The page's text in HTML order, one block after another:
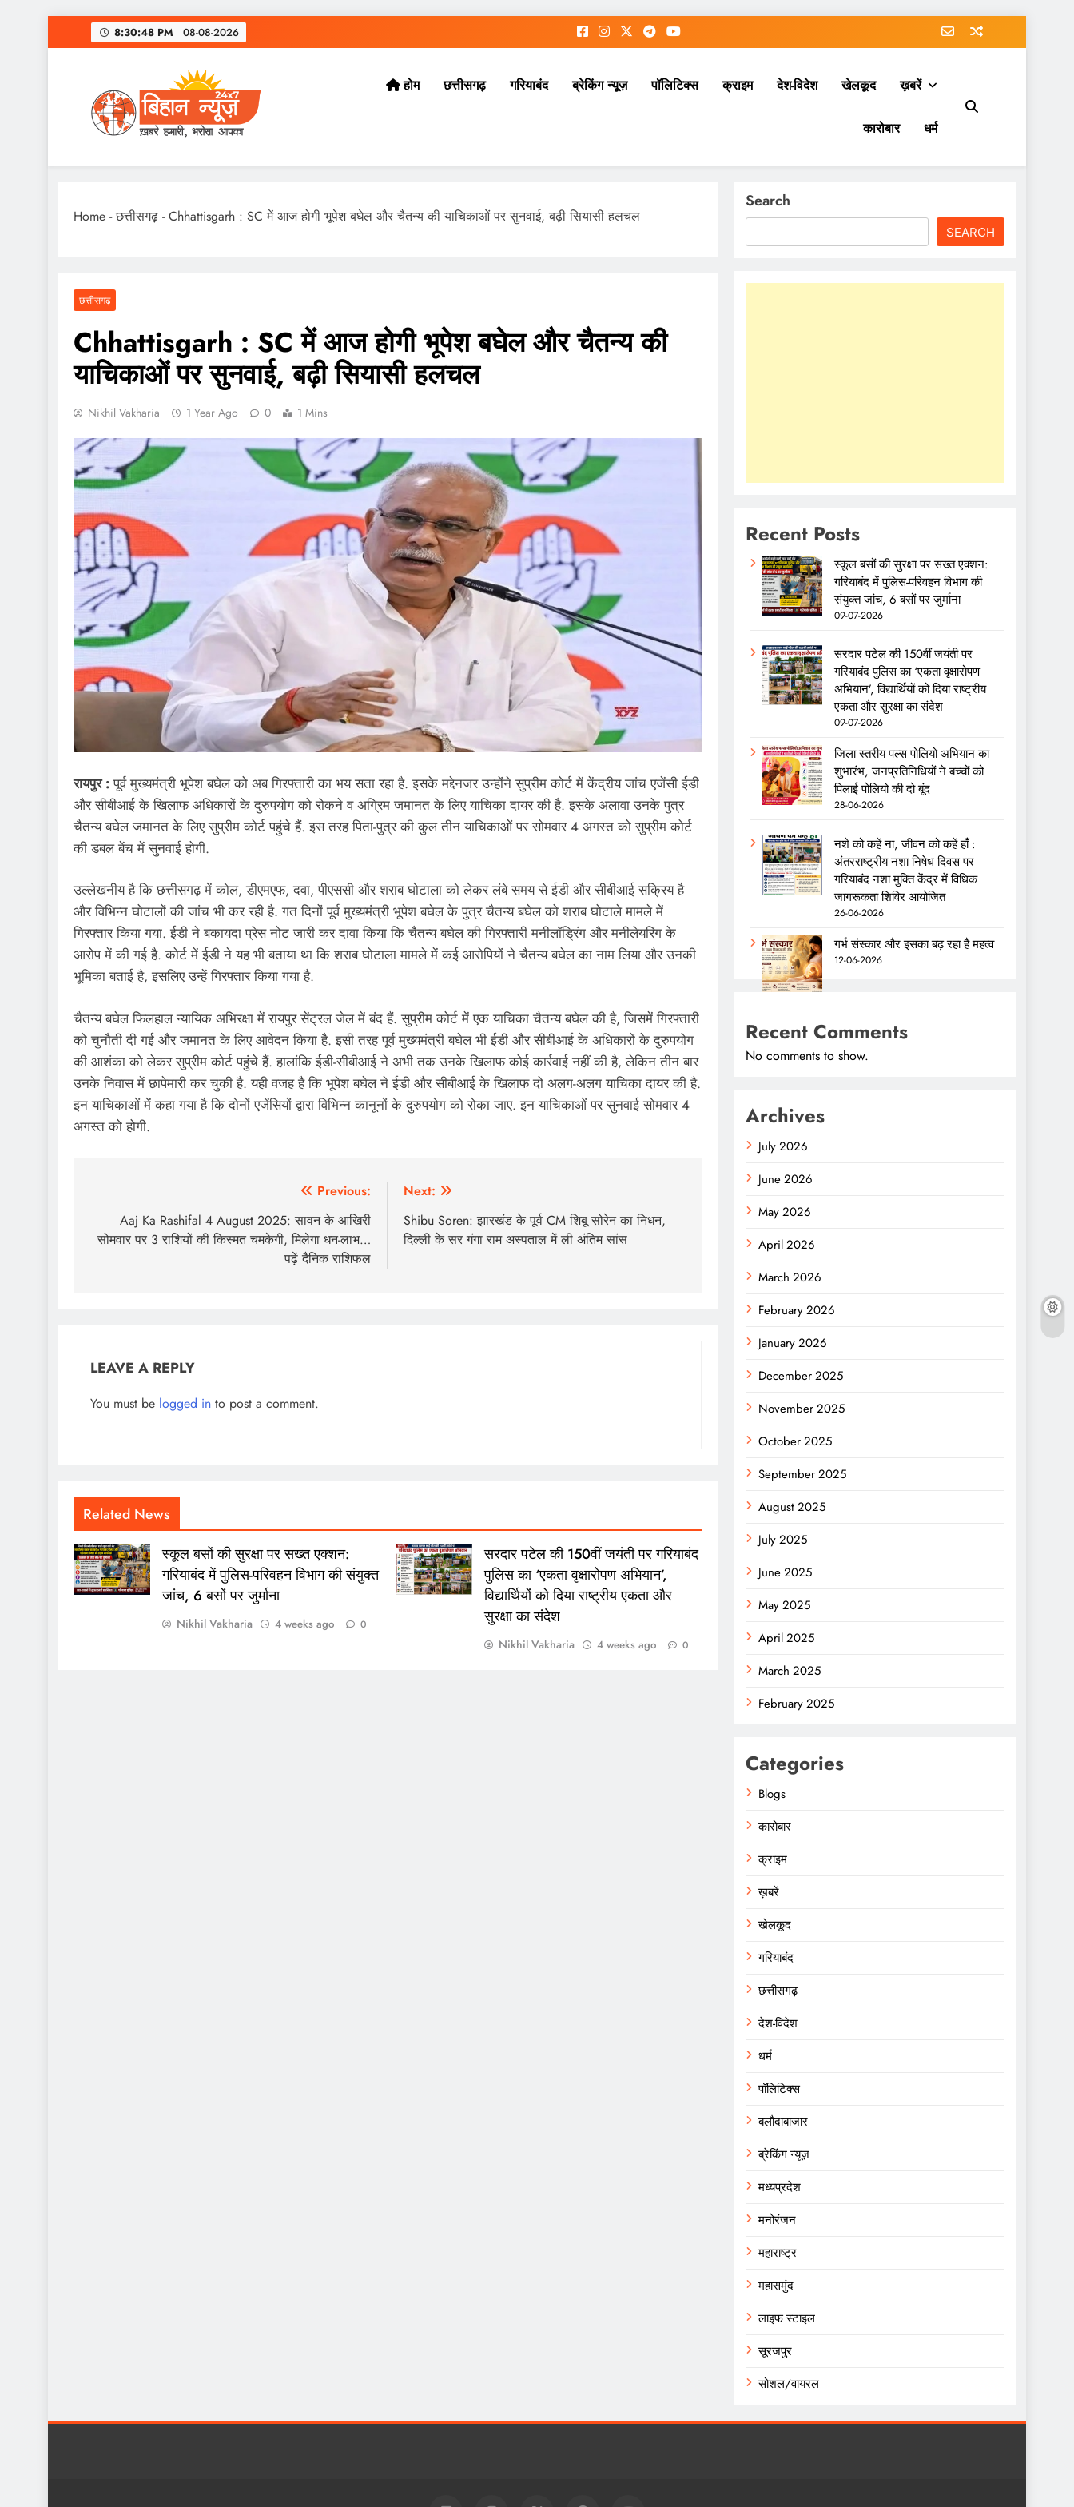
to
8:30:49 PM 08-08-2026
होम छत्तीसगढ़ गरियाबंद ब्रेकिंग न्यूज़ पॉलिटिक्स क्राइम देश-विदेश खेलकूद ख़बरें
कारोबार धर्म
Home -छत्तीसगढ़ -Chhattisgarh : SC में आज होगी भूपेश बघेल और चैतन्य की याचिकाओं पर सुनवाई, बढ़ी सियासी हलचल
छत्तीसगढ़
Chhattisgarh : SC में आज होगी भूपेश बघेल और चैतन्य की
याचिकाओं पर सुनवाई, बढ़ी सियासी हलचल
Nikhil Vakharia 1 Year Ago 0 1 Mins
रायपुर :पूर्व मुख्यमंत्री भूपेश बघेल को अब गिरफ्तारी का भय सता रहा है. इसके मद्देनजर उन्होंने सुप्रीम कोर्ट में केंद्रीय जांच एजेंसी ईडी
और सीबीआई के खिलाफ अधिकारों के दुरुपयोग को रोकने व अग्रिम जमानत के लिए याचिका दायर की है. इसके अलावा उनके पुत्र
चैतन्य बघेल जमानत के लिए सुप्रीम कोर्ट पहुंचे हैं. इस तरह पिता-पुत्र की कुल तीन याचिकाओं पर सोमवार 4 अगस्त को सुप्रीम कोर्ट
की डबल बेंच में सुनवाई होगी.
उल्लेखनीय है कि छत्तीसगढ़ में कोल, डीएमएफ, दवा, पीएससी और शराब घोटाला को लेकर लंबे समय से ईडी और सीबीआई सक्रिय है
और विभिन्न घोटालों की जांच भी कर रही है. गत दिनों पूर्व मुख्यमंत्री भूपेश बघेल के पुत्र चैतन्य बघेल को शराब घोटाले मामले में
गिरफ्तार किया गया. ईडी ने बकायदा प्रेस नोट जारी कर दावा किया कि चैतन्य बघेल की गिरफ्तारी मनीलॉड्रिंग और मनीलेयरिंग के
आरोप में की गई है. कोर्ट में ईडी ने यह भी बताया था कि शराब घोटाला मामले में कई आरोपियों ने चैतन्य बघेल का नाम लिया और उनकी
भूमिका बताई है, इसलिए उन्हें गिरफ्तार किया गया है.
चैतन्य बघेल फिलहाल न्यायिक अभिरक्षा में रायपुर सेंट्रल जेल में बंद हैं. सुप्रीम कोर्ट में एक याचिका चैतन्य बघेल की है, जिसमें गिरफ्तारी
को चुनौती दी गई और जमानत के लिए आवेदन किया है. इसी तरह पूर्व मुख्यमंत्री बघेल भी ईडी और सीबीआई के अधिकारों के दुरुपयोग
की आशंका को लेकर सुप्रीम कोर्ट पहुंचे हैं. हालांकि ईडी-सीबीआई ने अभी तक उनके खिलाफ कोई कार्रवाई नहीं की है, लेकिन तीन बार
उनके निवास में छापेमारी कर चुकी है. यही वजह है कि भूपेश बघेल ने ईडी और सीबीआई के खिलाफ दो अलग-अलग याचिका दायर की है.
इन याचिकाओं में कहा गया है कि दोनों एजेंसियों द्वारा विभिन्न कानूनों के दुरुपयोग को रोका जाए. इन याचिकाओं पर सुनवाई सोमवार 4
अगस्त को होगी.
navigation
Previous:
Aaj Ka Rashifal 4 August 2025: सावन के आखिरी
सोमवार पर 3 राशियों की किस्मत चमकेगी, मिलेगा धन-लाभ…
पढ़ें दैनिक राशिफल
Next:
Shibu Soren: झारखंड के पूर्व CM शिबू सोरेन का निधन,
दिल्ली के सर गंगा राम अस्पताल में ली अंतिम सांस
LEAVE A REPLY
You must be logged in to post a comment.
Related News
स्कूल बसों की सुरक्षा पर सख्त एक्शन:
गरियाबंद में पुलिस-परिवहन विभाग की संयुक्त
जांच, 6 बसों पर जुर्माना
Nikhil Vakharia 4 weeks ago 0
सरदार पटेल की 150वीं जयंती पर गरियाबंद
पुलिस का ‘एकता वृक्षारोपण अभियान’,
विद्यार्थियों को दिया राष्ट्रीय एकता और
सुरक्षा का संदेश
Nikhil Vakharia 4 weeks ago 0
Search
SEARCH
Recent Posts
स्कूल बसों की सुरक्षा पर सख्त एक्शन:
गरियाबंद में पुलिस-परिवहन विभाग की
संयुक्त जांच, 6 बसों पर जुर्माना
09-07-2026
सरदार पटेल की 150वीं जयंती पर
गरियाबंद पुलिस का ‘एकता वृक्षारोपण
अभियान’, विद्यार्थियों को दिया राष्ट्रीय
एकता और सुरक्षा का संदेश
09-07-2026
जिला स्तरीय पल्स पोलियो अभियान का
शुभारंभ, जनप्रतिनिधियों ने बच्चों को
पिलाई पोलियो की दो बूंद
28-06-2026
नशे को कहें ना, जीवन को कहें हाँ :
अंतरराष्ट्रीय नशा निषेध दिवस पर
गरियाबंद नशा मुक्ति केंद्र में विधिक
जागरूकता शिविर आयोजित
26-06-2026
गर्भ संस्कार और इसका बढ़ रहा है महत्व
12-06-2026
Recent Comments
No comments to show.
Archives
July 2026
June 2026
May 2026
April 2026
March 2026
February 2026
January 2026
December 2025
November 2025
October 2025
September 2025
August 2025
July 2025
June 2025
May 2025
April 2025
March 2025
February 2025
Categories
Blogs
कारोबार
क्राइम
ख़बरें
खेलकूद
गरियाबंद
छत्तीसगढ़
देश-विदेश
धर्म
पॉलिटिक्स
बलौदाबाजार
ब्रेकिंग न्यूज़
मध्यप्रदेश
मनोरंजन
महाराष्ट्र
महासमुंद
लाइफ स्टाइल
सूरजपुर
सोशल/वायरल